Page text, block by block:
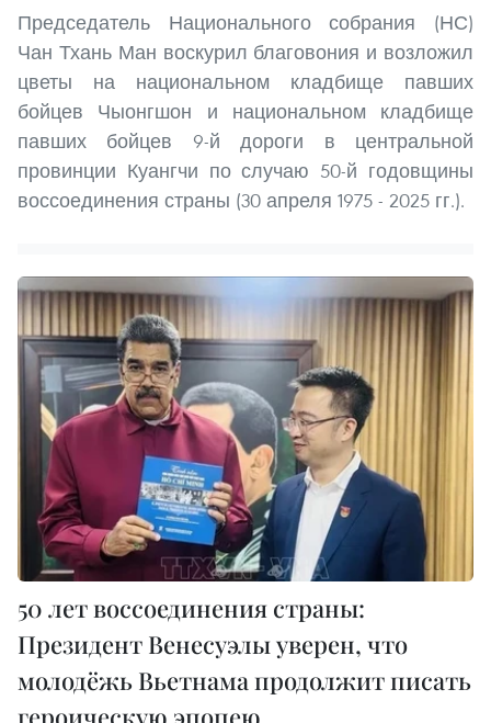
Председатель Национального собрания (НС)
Чан Тхань Ман воскурил благовония и возложил
цветы на национальном кладбище павших
бойцев Чыонгшон и национальном кладбище
павших бойцев 9-й дороги в центральной
провинции Куангчи по случаю 50-й годовщины
воссоединения страны (30 апреля 1975 - 2025 гг.).
50 лет воссоединения страны:
Президент Венесуэлы уверен, что
молодёжь Вьетнама продолжит писать
героическую эпопею